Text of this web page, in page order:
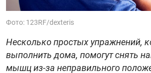
Фото: 123RF/dexteris
Несколько простых упражнений,
выполнить дома, помогут снять
мышц из-за неправильного